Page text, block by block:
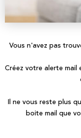
Vous n'avez pas
Créez votre alerte mail
Il ne vous reste plus
boite mail que